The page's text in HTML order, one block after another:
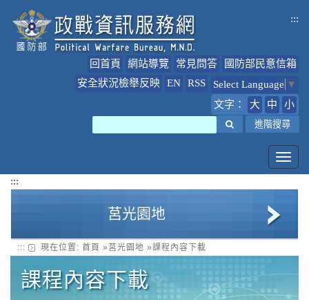
:::
回首頁 網站導覽 常見問答
國防部民意信箱
安全狀況檢舉反映
EN RSS Select Language ▼
文字：
大 中 小
進階搜尋
:::
莒光園地
莒光園地簡介
課程內容下載
::: 現在位置: 首頁 »莒光園地 »課程內容下載
課程內容下載